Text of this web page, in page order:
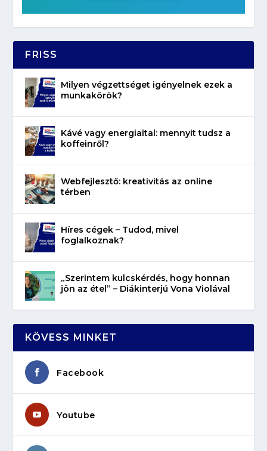
FRISS
Milyen végzettséget igényelnek ezek a
munkakörök?
Kávé vagy energiaital: mennyit tudsz a
koffeinről?
Webfejlesztő: kreativitás az online
térben
Híres cégek – Tudod, mivel
foglalkoznak?
„Szerintem kulcskérdés, hogy honnan
jön az étel” – Diákinterjú Vona Violával
KÖVESS MINKET
Facebook
Youtube